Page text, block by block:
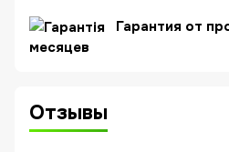
Гарантия от
месяцев
Отзывы